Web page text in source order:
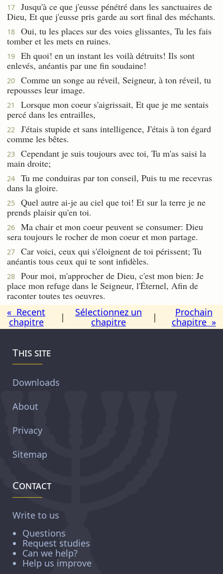
17
Jusqu'à ce que j'eusse pénétré dans les sanctuaires de
Dieu, Et que j'eusse pris garde au sort final des méchants.
18
Oui, tu les places sur des voies glissantes, Tu les fais
tomber et les mets en ruines.
19
Eh quoi! en un instant les voilà détruits! Ils sont
enlevés, anéantis par une fin soudaine!
20
Comme un songe au réveil, Seigneur, à ton réveil, tu
repousses leur image.
21
Lorsque mon coeur s'aigrissait, Et que je me sentais
percé dans les entrailles,
22
J'étais stupide et sans intelligence, J'étais à ton égard
comme les bêtes.
23
Cependant je suis toujours avec toi, Tu m'as saisi la
main droite;
24
Tu me conduiras par ton conseil, Puis tu me recevras
dans la gloire.
25
Quel autre ai-je au ciel que toi! Et sur la terre je ne
prends plaisir qu'en toi.
26
Ma chair et mon coeur peuvent se consumer: Dieu
sera toujours le rocher de mon coeur et mon partage.
27
Car voici, ceux qui s'éloignent de toi périssent; Tu
anéantis tous ceux qui te sont infidèles.
28
Pour moi, m'approcher de Dieu, c'est mon bien: Je
place mon refuge dans le Seigneur, l'Éternel, Afin de
raconter toutes tes oeuvres.
« Recent
chapitre
|
Sélectionnez un
chapitre
|
Prochain
chapitre »
This site
Downloads
About
Privacy
Sitemap
Contact
Write to us
Questions
Request studies
Can we help?
Help us improve